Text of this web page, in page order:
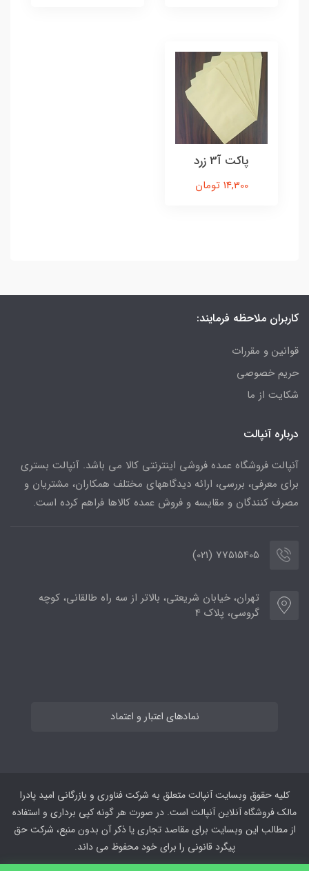
پاکت آ3 زرد
14,300 تومان
کاربران ملاحظه فرمایند:
قوانین و مقررات
حریم خصوصی
شکایت از ما
درباره آنپالت
آنپالت فروشگاه عمده فروشی اینترنتی کالا می باشد. آنپالت بستری
برای معرفی، بررسی، ارائه دیدگاههای مختلف همکاران، مشتریان و
مصرف کنندگان و مقایسه و فروش عمده کالاها فراهم کرده است.
77515405 (021)
تهران، خیابان شریعتی، بالاتر از سه راه طالقانی، کوچه
گروسی، پلاک 4
نمادهای اعتبار و اعتماد
کلیه حقوق وبسایت آنپالت متعلق به شرکت فناوری و بازرگانی امید پادرا
مالک فروشگاه آنلاین آنپالت است. در صورت هر گونه کپی برداری و استفاده
از مطالب این وبسایت برای مقاصد تجاری یا ذکر آن بدون منبع، شرکت حق
پیگرد قانونی را برای خود محفوظ می داند.